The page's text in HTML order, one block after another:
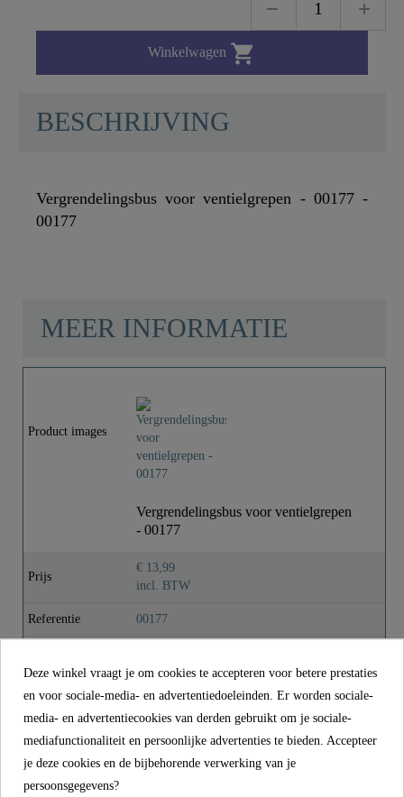
Winkelwagen 
BESCHRIJVING
Vergrendelingsbus voor ventielgrepen - 00177 -
00177
Gewicht 0,0 Kg
MEER INFORMATIE
Product images
Vergrendelingsbus voor ventielgrepen
- 00177
Prijs
€ 13,99
incl. BTW
Referentie 00177
Lengte 1,6 cm
CONTACT
Deze winkel vraagt je om cookies te accepteren voor betere prestaties
en voor sociale-media- en advertentiedoeleinden. Er worden sociale-
media- en advertentiecookies van derden gebruikt om je sociale-
mediafunctionaliteit en persoonlijke advertenties te bieden. Accepteer
je deze cookies en de bijbehorende verwerking van je
persoonsgegevens?